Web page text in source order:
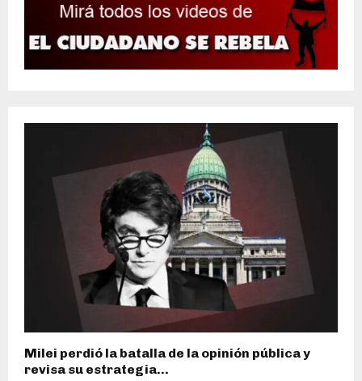
Milei perdió la batalla de la opinión pública y
revisa su estrategia...